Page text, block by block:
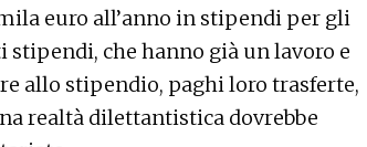
euro all’anno in stipendi per gli
che hanno già un lavoro e
allo stipendio, paghi loro trasferte,
realtà dilettantistica dovrebbe